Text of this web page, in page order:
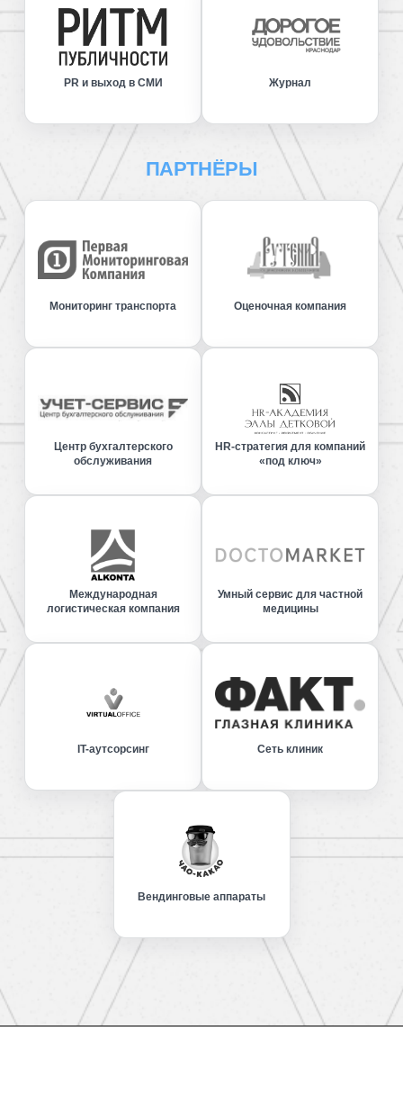
PR и выход в СМИ Журнал
ПАРТНЁРЫ
Мониторинг транспорта Оценочная компания
Центр бухгалтерского
обслуживания
HR-стратегия для компаний
«под ключ»
Международная
логистическая компания
Умный сервис для частной
медицины
IT-аутсорсинг Сеть клиник
Вендинговые аппараты